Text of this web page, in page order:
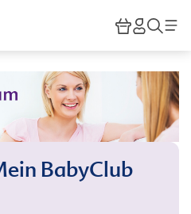
HiPP
BabyClub